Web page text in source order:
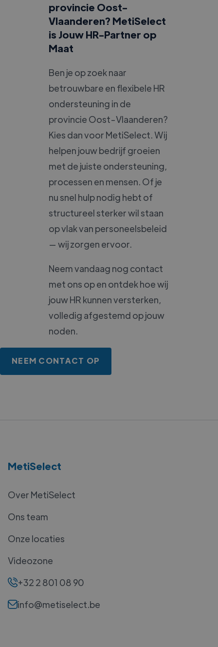
provincie Oost-
Vlaanderen? MetiSelect
is Jouw HR-Partner op
Maat
Ben je op zoek naar
betrouwbare en flexibele HR
ondersteuning in de
provincie Oost-Vlaanderen?
Kies dan voor MetiSelect. Wij
helpen jouw bedrijf groeien
met de juiste ondersteuning,
processen en mensen. Of je
nu snel hulp nodig hebt of
structureel sterker wil staan
op vlak van personeelsbeleid
— wij zorgen ervoor.
Neem vandaag nog contact
met ons op en ontdek hoe wij
jouw HR kunnen versterken,
volledig afgestemd op jouw
noden.
NEEM CONTACT OP
MetiSelect
Over MetiSelect
Ons team
Onze locaties
Videozone
+32 2 801 08 90
info@metiselect.be